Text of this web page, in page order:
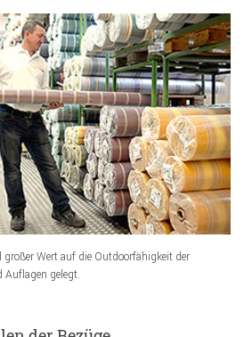
großer Wert auf die Outdoorfähigkeit der
Auflagen gelegt.